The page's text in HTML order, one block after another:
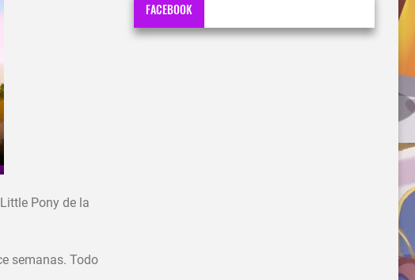
Pony de la
semanas. Todo
FACEBOOK